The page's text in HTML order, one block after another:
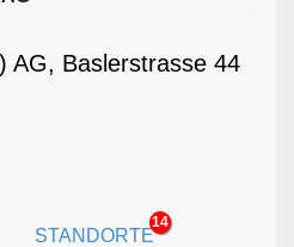
AG, Baslerstrasse 44
STANDORTE
14